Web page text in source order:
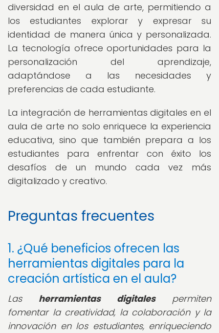
diversidad en el aula de arte, permitiendo a
los estudiantes explorar y expresar su
identidad de manera única y personalizada.
La tecnología ofrece oportunidades para la
personalización del aprendizaje,
adaptándose a las necesidades y
preferencias de cada estudiante.
La integración de herramientas digitales en el
aula de arte no solo enriquece la experiencia
educativa, sino que también prepara a los
estudiantes para enfrentar con éxito los
desafíos de un mundo cada vez más
digitalizado y creativo.
Preguntas frecuentes
1. ¿Qué beneficios ofrecen las
herramientas digitales para la
creación artística en el aula?
Las herramientas digitalespermiten
fomentar la creatividad, la colaboración y la
innovación en los estudiantes, enriqueciendo